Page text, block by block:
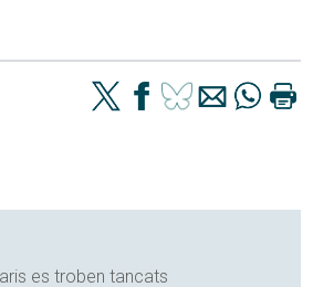
es troben tancats